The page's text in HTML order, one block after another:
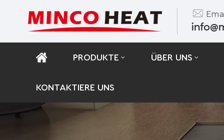
PRODUKTE ÜBER UNS
KONTAKTIERE UNS